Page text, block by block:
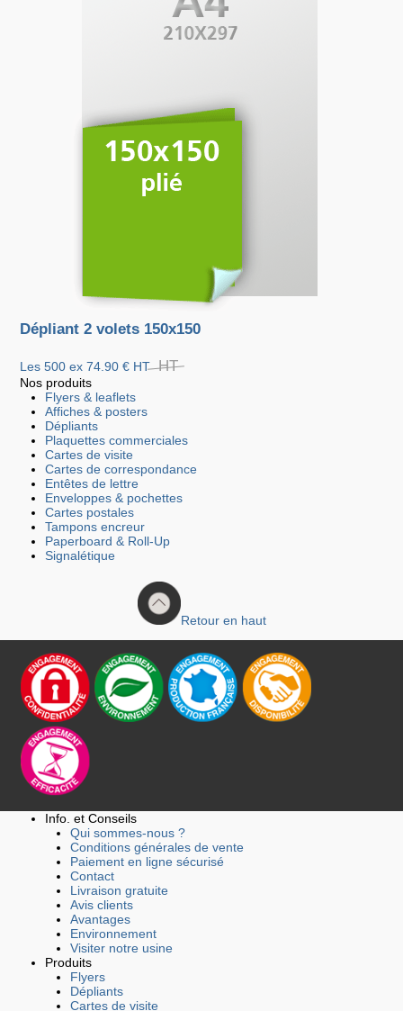
Nos produits
Flyers & leaflets
Affiches & posters
Dépliants
Plaquettes commerciales
Cartes de visite
Cartes de correspondance
Entêtes de lettre
Enveloppes & pochettes
Cartes postales
Tampons encreur
Paperboard & Roll-Up
Signalétique
Dépliant 2 volets 150x150
Les 500 ex 74.90 € HT HT
Retour en haut
Info. et Conseils
Qui sommes-nous ?
Conditions générales de vente
Paiement en ligne sécurisé
Contact
Livraison gratuite
Avis clients
Avantages
Environnement
Visiter notre usine
Produits
Flyers
Dépliants
Cartes de visite